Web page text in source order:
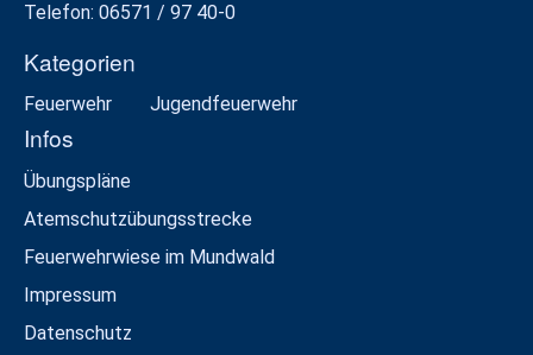
Telefon: 06571 / 97 40-0
Kategorien
Feuerwehr Jugendfeuerwehr
Infos
Übungspläne
Atemschutzübungsstrecke
Feuerwehrwiese im Mundwald
Impressum
Datenschutz